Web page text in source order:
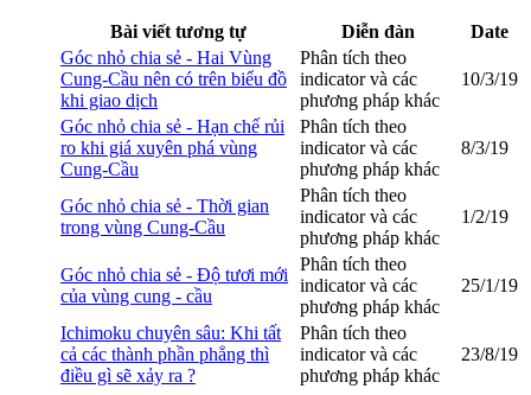
Bài viết tương tự Diễn đàn
Date
Góc nhỏ chia sẻ - Hai Vùng
Cung-Cầu nên có trên biểu đồ
khi giao dịch
Phân tích theo
indicator và các
phương pháp khác
10/3/19
Góc nhỏ chia sẻ - Hạn chế rủi
ro khi giá xuyên phá vùng
Cung-Cầu
Phân tích theo
indicator và các
phương pháp khác
8/3/19
Góc nhỏ chia sẻ - Thời gian
trong vùng Cung-Cầu
Phân tích theo
indicator và các
phương pháp khác
1/2/19
Góc nhỏ chia sẻ - Độ tươi mới
của vùng cung - cầu
Phân tích theo
indicator và các
phương pháp khác
25/1/19
Ichimoku chuyên sâu: Khi tất
cả các thành phần phẳng thì
điều gì sẽ xảy ra ?
Phân tích theo
indicator và các
phương pháp khác
23/8/19